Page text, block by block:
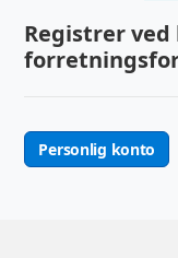
Registrer
Personlig konto